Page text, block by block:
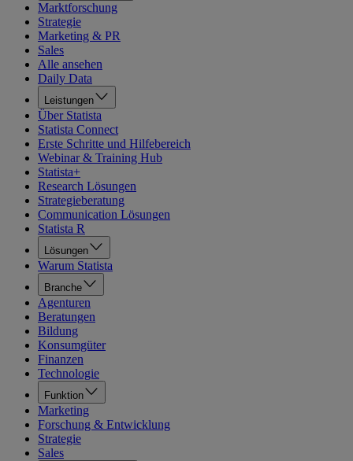
Marktforschung
Strategie
Marketing & PR
Sales
Alle ansehen
Daily Data
Leistungen
Über Statista
Statista Connect
Erste Schritte und Hilfebereich
Webinar & Training Hub
Statista+
Research Lösungen
Strategieberatung
Communication Lösungen
Statista R
Lösungen
Warum Statista
Branche
Agenturen
Beratungen
Bildung
Konsumgüter
Finanzen
Technologie
Funktion
Marketing
Forschung & Entwicklung
Strategie
Sales